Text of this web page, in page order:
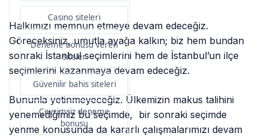
Casino siteleri
Deneme bonusu veren
siteler
Güvenilir bahis siteleri
Çevrimsiz deneme
bonusu
Halkımızı memnun etmeye devam edeceğiz.
Göreceksiniz, umutla ayağa kalkın; biz hem bundan
sonraki İstanbul seçimlerini hem de İstanbul’un ilçe
seçimlerini kazanmaya devam edeceğiz.
Bununla yetinmeyeceğiz. Ülkemizin makus talihini
yenemediğimiz bu seçimde, bir sonraki seçimde
yenme konusunda da kararlı çalışmalarımızı devam